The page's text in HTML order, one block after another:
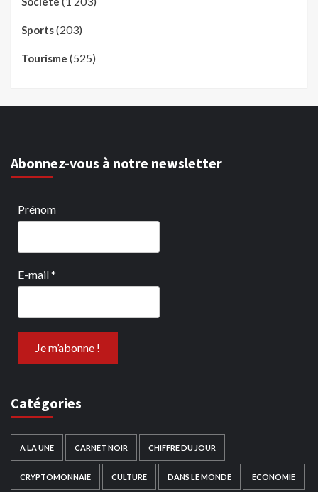
Sports(203)
Tourisme (525)
Abonnez-vous à notre newsletter
Prénom
E-mail*
Catégories
A LA UNE CARNET NOIR CHIFFRE DU JOUR
CRYPTOMONNAIE CULTURE DANS LE MONDE ECONOMIE